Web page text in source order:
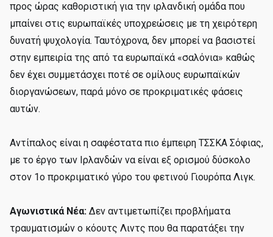
προς ώρας καθοριστική για την ιρλανδική ομάδα που
μπαίνει στις ευρωπαϊκές υποχρεώσεις με τη χειρότερη
δυνατή ψυχολογία. Ταυτόχρονα, δεν μπορεί να βασιστεί
στην εμπειρία της από τα ευρωπαϊκά «σαλόνια» καθώς
δεν έχει συμμετάσχει ποτέ σε ομίλους ευρωπαϊκών
διοργανώσεων, παρά μόνο σε προκριματικές φάσεις
αυτών.
Αντίπαλος είναι η σαφέστατα πιο έμπειρη ΤΣΣΚΑ Σόφιας,
με το έργο των Ιρλανδών να είναι εξ ορισμού δύσκολο
στον 1ο προκριματικό γύρο του φετινού Γιουρόπα Λιγκ.
Αγωνιστικά Νέα: Δεν αντιμετωπίζει προβλήματα
τραυματισμών ο κόουτς Λιντς που θα παρατάξει την